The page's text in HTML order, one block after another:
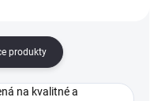
produkty
na kvalitné a